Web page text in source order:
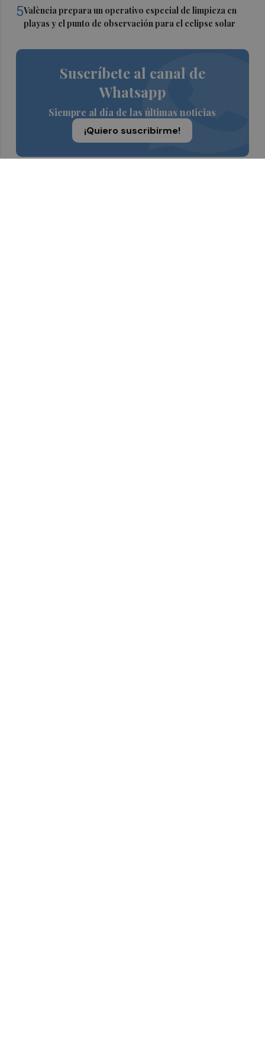
5València prepara un operativo especial de limpieza en
playas y el punto de observación para el eclipse solar
Suscríbete al canal de
Whatsapp
Siempre al día de las últimas noticias
¡Quiero suscribirme!